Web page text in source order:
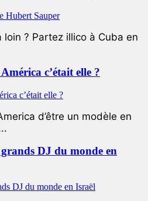
? Partez illico à Cuba en
c’était elle ?
d’être un modèle en
DJ du monde en